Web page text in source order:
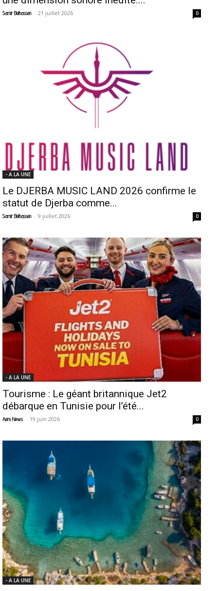
Samir Belhassen - 21 juillet 2026 0
- A LA UNE
Le DJERBA MUSIC LAND 2026 confirme le
statut de Djerba comme...
Samir Belhassen - 9 juillet 2026 0
- A LA UNE
Tourisme : Le géant britannique Jet2
débarque en Tunisie pour l’été...
Aero News - 19 juin 2026 0
- A LA UNE